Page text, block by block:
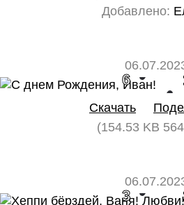
Добавлено:
6
Скачать
(154.53 KB
3